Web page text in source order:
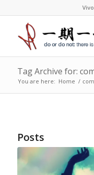
Tag Archive for:
You are here: Home /
Posts